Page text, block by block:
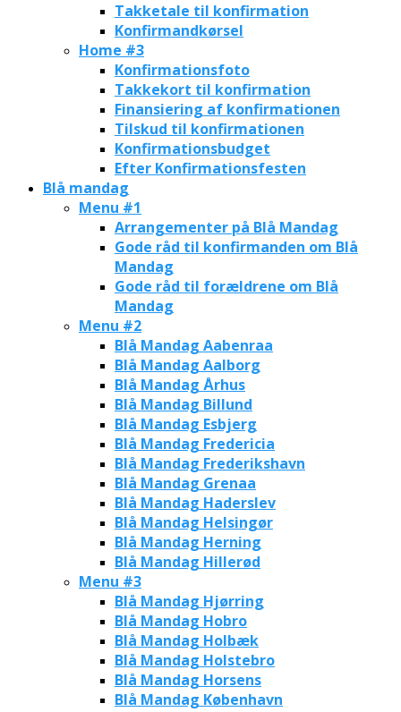
Takketale til konfirmation
Konfirmandkørsel
Home #3
Konfirmationsfoto
Takkekort til konfirmation
Finansiering af konfirmationen
Tilskud til konfirmationen
Konfirmationsbudget
Efter Konfirmationsfesten
Blå mandag
Menu #1
Arrangementer på Blå Mandag
Gode råd til konfirmanden om Blå
Mandag
Gode råd til forældrene om Blå
Mandag
Menu #2
Blå Mandag Aabenraa
Blå Mandag Aalborg
Blå Mandag Århus
Blå Mandag Billund
Blå Mandag Esbjerg
Blå Mandag Fredericia
Blå Mandag Frederikshavn
Blå Mandag Grenaa
Blå Mandag Haderslev
Blå Mandag Helsingør
Blå Mandag Herning
Blå Mandag Hillerød
Menu #3
Blå Mandag Hjørring
Blå Mandag Hobro
Blå Mandag Holbæk
Blå Mandag Holstebro
Blå Mandag Horsens
Blå Mandag København